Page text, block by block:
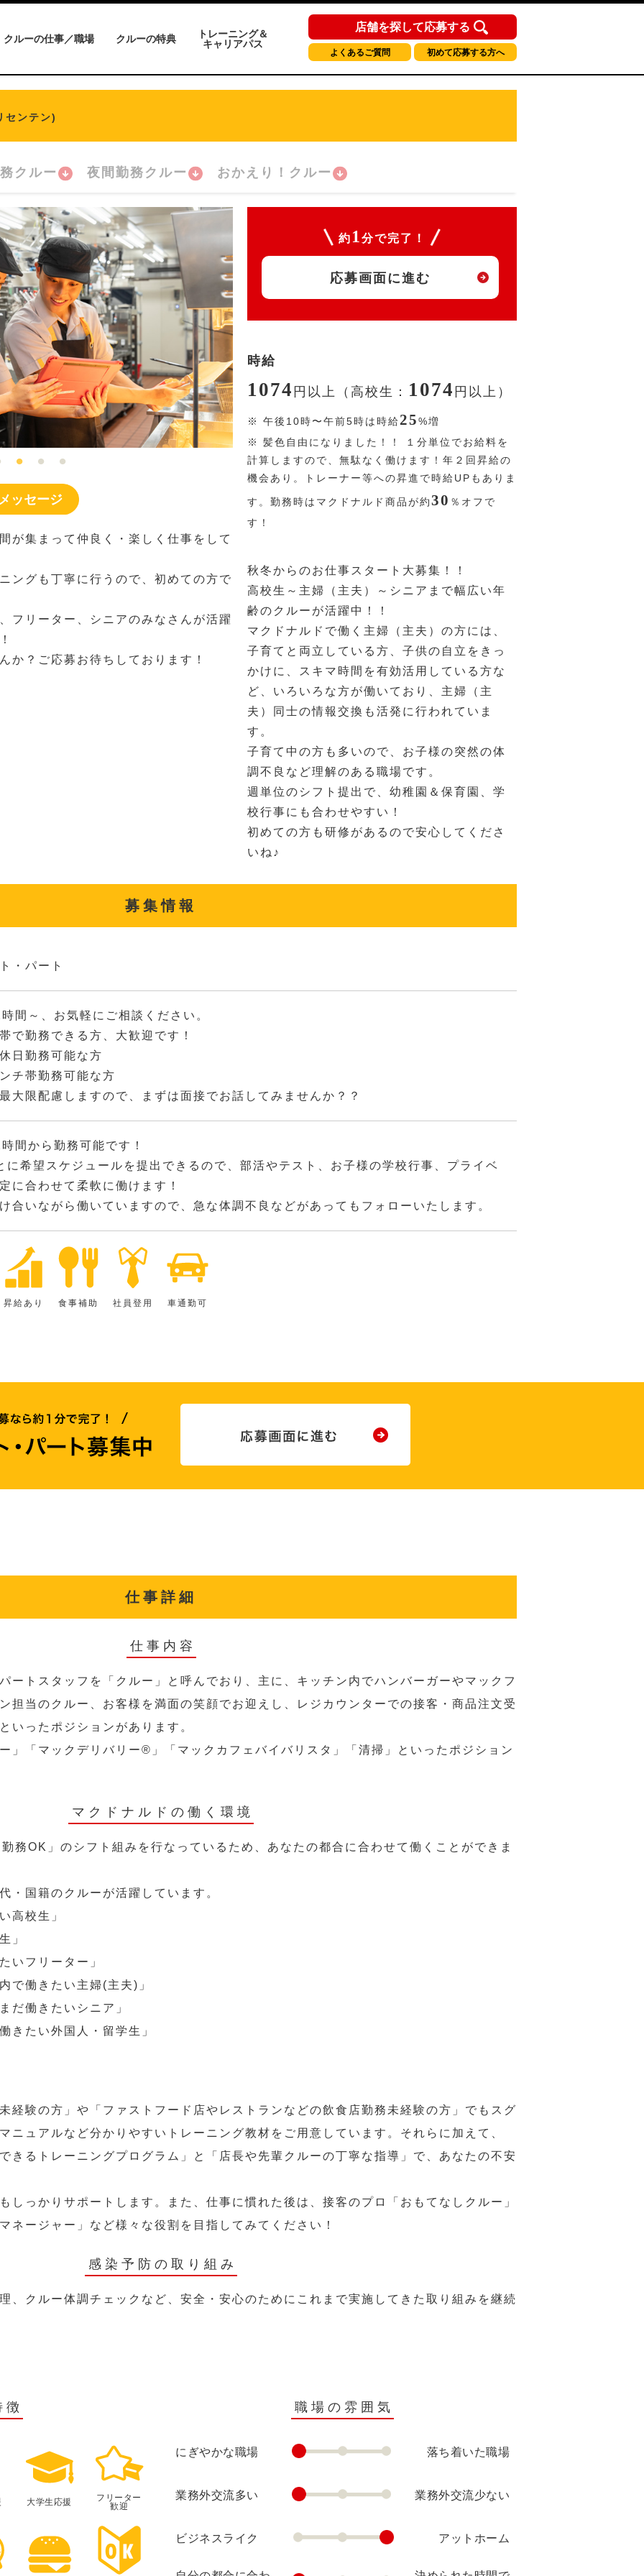
クルーの仕事／職場 クルーの特典
トレーニング＆
キャリアパス
店舗を探して応募する
よくあるご質問 初めて応募する方へ
センテン)
クルー 夜間勤務クルー おかえり！クルー
ッセージ
が集まって仲良く・楽しく仕事をして
ングも丁寧に行うので、初めての方で
フリーター、シニアのみなさんが活躍
か？ご応募お待ちしております！
約 1 分で完了！
応募画面に進む
時給
1074 円 以上（高校生： 1074 円 以上）
※ 午後10時〜午前5時は時給25%増
※ 髪色自由になりました！！ １分単位でお給料を
計算しますので、無駄なく働けます！年２回昇給の
機会あり。トレーナー等への昇進で時給UPもありま
す。勤務時はマクドナルド商品が約30 ％ オフで
す！
秋冬からのお仕事スタート大募集！！
高校生～主婦（主夫）～シニアまで幅広い年
齢のクルーが活躍中！！
マクドナルドで働く主婦（主夫）の方には、
子育てと両立している方、子供の自立をきっ
かけに、スキマ時間を有効活用している方な
ど、いろいろな方が働いており、主婦（主
夫）同士の情報交換も活発に行われていま
す。
子育て中の方も多いので、お子様の突然の体
調不良など理解のある職場です。
週単位のシフト提出で、幼稚園＆保育園、学
校行事にも合わせやすい！
初めての方も研修があるので安心してくださ
いね♪
募集情報
・パート
間～、お気軽にご相談ください。
で勤務できる方、大歓迎です！
日勤務可能な方
チ帯勤務可能な方
大限配慮しますので、まずは面接でお話してみませんか？？
間から勤務可能です！
に希望スケジュールを提出できるので、部活やテスト、お子様の学校行事、プライベ
に合わせて柔軟に働けます！
合いながら働いていますので、急な体調不良などがあってもフォローいたします。
昇給あり 食事補助 社員登用 車通勤可
仕事詳細
仕事内容
ートスタッフを「クルー」と呼んでおり、主に、キッチン内でハンバーガーやマックフ
担当のクルー、お客様を満面の笑顔でお迎えし、レジカウンターでの接客・商品注文受
いったポジションがあります。
」「マックデリバリー®︎」「マックカフェバイバリスタ」「清掃」といったポジション
マクドナルドの働く環境
務OK」のシフト組みを行なっているため、あなたの都合に合わせて働くことができま
・国籍のクルーが活躍しています。
高校生」
」
いフリーター」
で働きたい主婦(主夫)」
だ働きたいシニア」
きたい外国人・留学生」
経験の方」や「ファストフード店やレストランなどの飲食店勤務未経験の方」でもスグ
ニュアルなど分かりやすいトレーニング教材をご用意しています。それらに加えて、
きるトレーニングプログラム」と「店長や先輩クルーの丁寧な指導」で、あなたの不安
しっかりサポートします。また、仕事に慣れた後は、接客のプロ「おもてなしクルー」
ネージャー」など様々な役割を目指してみてください！
感染予防の取り組み
、クルー体調チェックなど、安全・安心のためにこれまで実施してきた取り組みを継続
徴
大学生応援
フリーター
歓迎
職場の雰囲気
にぎやかな職場 落ち着いた職場
業務外交流多い 業務外交流少ない
ビジネスライク アットホーム